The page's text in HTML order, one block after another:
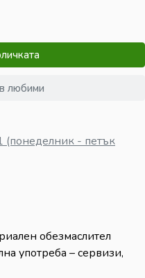
любими
(понеделник - петък
обезмаслител
употреба – сервизи,